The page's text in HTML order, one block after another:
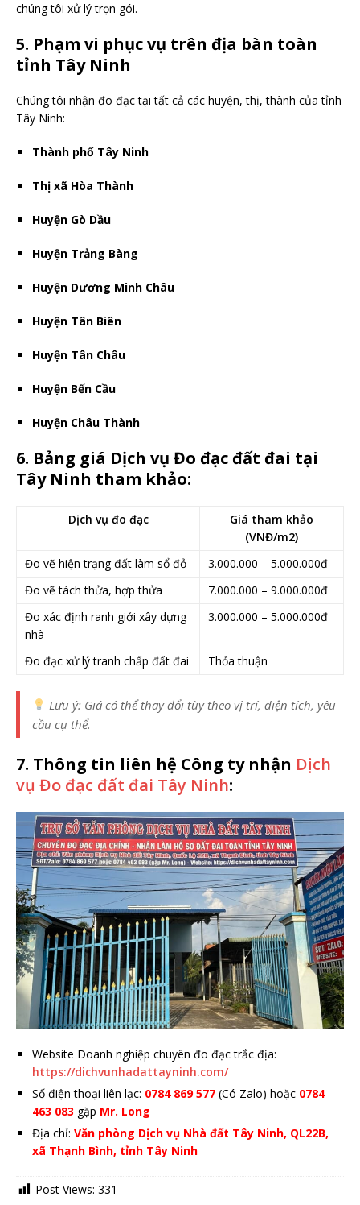
chúng tôi xử lý trọn gói.
5. Phạm vi phục vụ trên địa bàn toàn
tỉnh Tây Ninh
Chúng tôi nhận đo đạc tại tất cả các huyện, thị, thành của tỉnh
Tây Ninh:
Thành phố Tây Ninh
Thị xã Hòa Thành
Huyện Gò Dầu
Huyện Trảng Bàng
Huyện Dương Minh Châu
Huyện Tân Biên
Huyện Tân Châu
Huyện Bến Cầu
Huyện Châu Thành
6. Bảng giá Dịch vụ Đo đạc đất đai tại
Tây Ninh tham khảo:
Dịch vụ đo đạc
Giá tham khảo
(VNĐ/m2)
Đo vẽ hiện trạng đất làm sổ đỏ
3.000.000 – 5.000.000đ
Đo vẽ tách thửa, hợp thửa
7.000.000 – 9.000.000đ
Đo xác định ranh giới xây dựng
nhà
3.000.000 – 5.000.000đ
Đo đạc xử lý tranh chấp đất đai Thỏa thuận
Lưu ý: Giá có thể thay đổi tùy theo vị trí, diện tích, yêu
cầu cụ thể.
7. Thông tin liên hệ Công ty nhận Dịch
vụ Đo đạc đất đai Tây Ninh:
Website Doanh nghiệp chuyên đo đạc trắc địa:
https://dichvunhadattayninh.com/
Số điện thoại liên lạc: 0784 869 577 (Có Zalo) hoặc 0784
463 083 gặp Mr. Long
Địa chỉ: Văn phòng Dịch vụ Nhà đất Tây Ninh, QL22B,
xã Thạnh Bình, tỉnh Tây Ninh
Post Views: 331